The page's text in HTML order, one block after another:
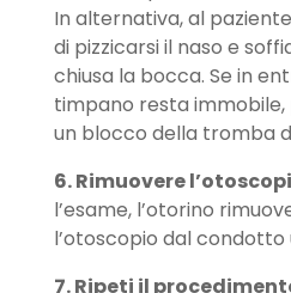
In alternativa, al
di pizzicarsi il naso e
chiusa la bocca. Se in
timpano resta
un blocco della tromba
6. Rimuovere
l’esame, l’otorino
l’otoscopio dal condotto
7. Ripeti il